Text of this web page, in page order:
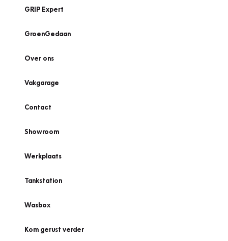
GRIP Expert
GroenGedaan
Over ons
Vakgarage
Contact
Showroom
Werkplaats
Tankstation
Wasbox
Kom gerust verder